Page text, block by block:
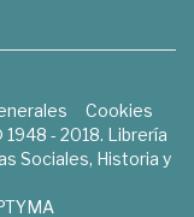
Cookies
- 2018. Librería
Sociales, Historia y